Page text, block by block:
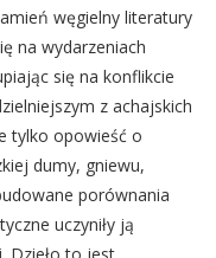
węgielny literatury
na wydarzeniach
się na konflikcie
z achajskich
tylko opowieść o
dumy, gniewu,
porównania
uczyniły ją